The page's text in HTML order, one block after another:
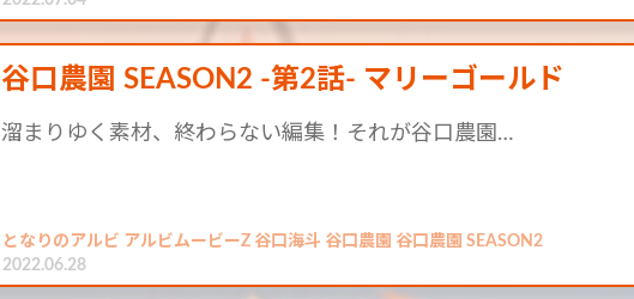
谷口農園 SEASON2 -第2話- マリーゴールド
溜まりゆく素材、終わらない編集！それが谷口農園…
となりのアルビ アルビムービーZ 谷口海斗 谷口農園 谷口農園 SEASON2
2022.06.28